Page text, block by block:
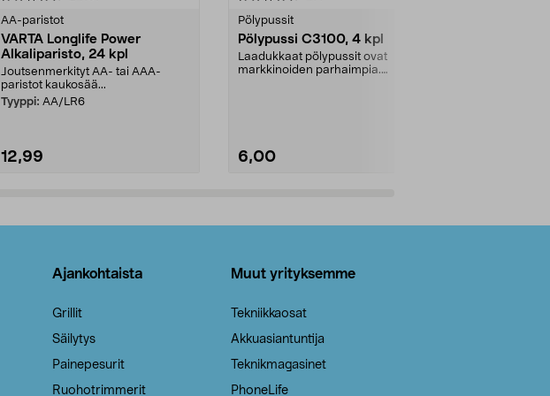
AA-paristot
VARTA Longlife Power
Alkaliparisto, 24 kpl
Joutsenmerkityt AA- tai AAA-
paristot kaukosää...
Tyyppi: AA/LR6
12,99
Pölypussit
Pölypussi C3100, 4 kpl
Laadukkaat pölypussit ovat
markkinoiden parhaimpia.
6,00
Ajankohtaista
Grillit
Säilytys
Painepesurit
Ruohotrimmerit
Muut yrityksemme
Tekniikkaosat
Akkuasiantuntija
Teknikmagasinet
PhoneLife